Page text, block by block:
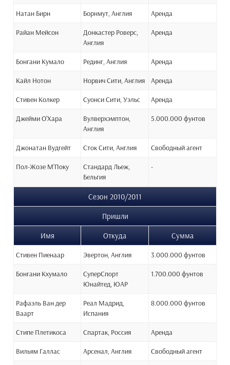
Натан Бирн Борнмут, Англия Аренда
Райан Мейсон
Донкастер Роверс,
Англия
Аренда
Бонгани Кумало Рединг, Англия Аренда
Кайл Нотон Норвич Сити, Англия Аренда
Стивен Колкер Суонси Сити, Уэльс Аренда
Джейми О'Хара
Вулверхэмптон,
Англия
5.000.000 фунтов
Джонатан Вудгейт Сток Сити, Англия Свободный агент
Пол-Жозе М'Поку
Стандард Льеж,
Бельгия
-
Сезон 2010/2011
Пришли
Имя
Откуда Сумма
Стивен Пиенаар Эвертон, Англия 3.000.000 фунтов
Бонгани Кхумало
СуперСпорт
Юнайтед, ЮАР
1.700.000 фунтов
Рафаэль Ван дер
Ваарт
Реал Мадрид,
Испания
8.000.000 фунтов
Стипе Плетикоса Спартак, Россия Аренда
Вильям Галлас Арсенал, Англия Свободный агент